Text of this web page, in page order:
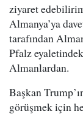
ziyaret
Almanya’ya
tarafından
Pfalz
Almanlardan.
Başkan
görüşmek için